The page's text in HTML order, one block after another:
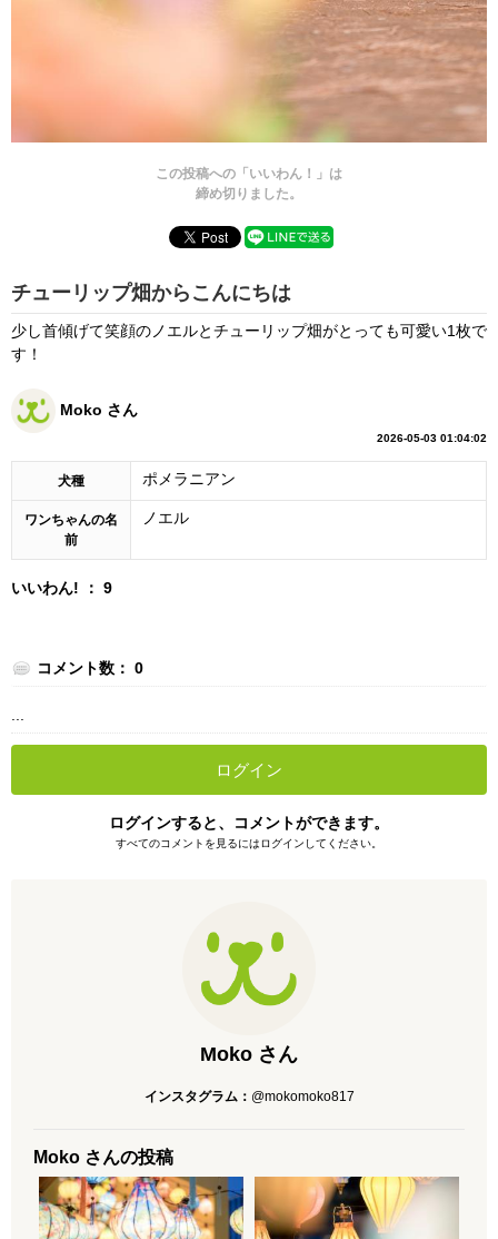
この投稿への「いいわん！」は
締め切りました。
チューリップ畑からこんにちは
少し首傾げて笑顔のノエルとチューリップ畑がとっても可愛い1枚で
す！
Moko さん
2026-05-03 01:04:02
犬種 ポメラニアン
ワンちゃんの名
前
ノエル
いいわん! ： 9
コメント数： 0
ログイン
ログインすると、コメントができます。
すべてのコメントを見るにはログインしてください。
Moko さん
インスタグラム： @mokomoko817
Moko さんの投稿